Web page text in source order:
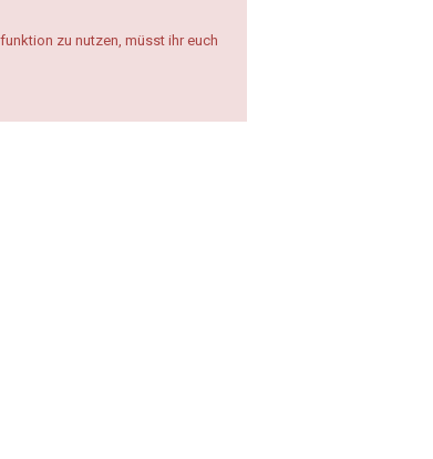
zu nutzen, müsst ihr euch